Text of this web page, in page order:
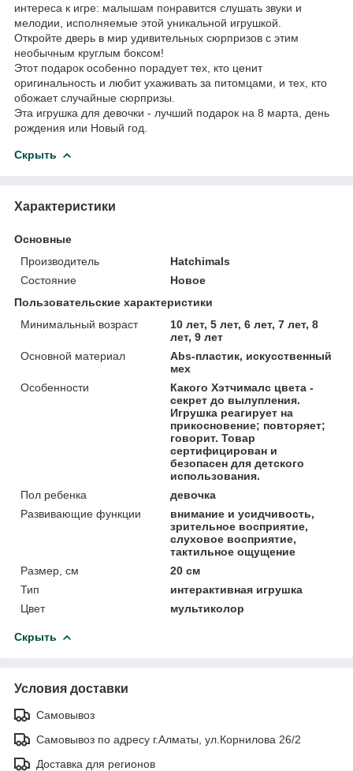
интереса к игре: малышам понравится слушать звуки и
мелодии, исполняемые этой уникальной игрушкой.
Откройте дверь в мир удивительных сюрпризов с этим
необычным круглым боксом!
Этот подарок особенно порадует тех, кто ценит
оригинальность и любит ухаживать за питомцами, и тех, кто
обожает случайные сюрпризы.
Эта игрушка для девочки - лучший подарок на 8 марта, день
рождения или Новый год.
Скрыть
Характеристики
Основные
Производитель
Hatchimals
Состояние
Новое
Пользовательские характеристики
Минимальный возраст
10 лет, 5 лет, 6 лет, 7 лет, 8
лет, 9 лет
Основной материал
Abs-пластик, искусственный
мех
Особенности
Какого Хэтчималс цвета -
секрет до вылупления.
Игрушка реагирует на
прикосновение; повторяет;
говорит. Товар
сертифицирован и
безопасен для детского
использования.
Пол ребенка
девочка
Развивающие функции
внимание и усидчивость,
зрительное восприятие,
слуховое восприятие,
тактильное ощущение
Размер, см
20 см
Тип
интерактивная игрушка
Цвет
мультиколор
Скрыть
Условия доставки
Самовывоз
Самовывоз по адресу г.Алматы, ул.Корнилова 26/2
Доставка для регионов